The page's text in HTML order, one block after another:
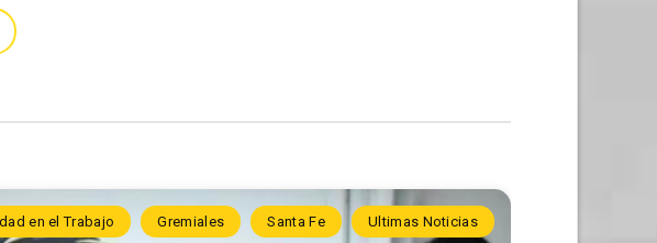
en el Trabajo Gremiales Santa Fe Ultimas Noticias